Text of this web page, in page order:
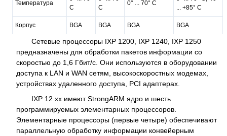
Температура
C
C
0° ... 70° C
... +85° C
Корпус BGA BGA BGA BGA
Сетевые процессоры IXP 1200, IXP 1240, IXP 1250
предназначены для обработки пакетов информации со
скоростью до 1,6 Гбит/с. Они используются в оборудовании
доступа к LAN и WAN сетям, высокоскоростных модемах,
устройствах удаленного доступа, PCI адаптерах.
IXP 12 xx имеют StrongARM ядро и шесть
программируемых элементарных процессоров.
Элементарные процессоры (первые четыре) обеспечивают
параллельную обработку информации конвейерным